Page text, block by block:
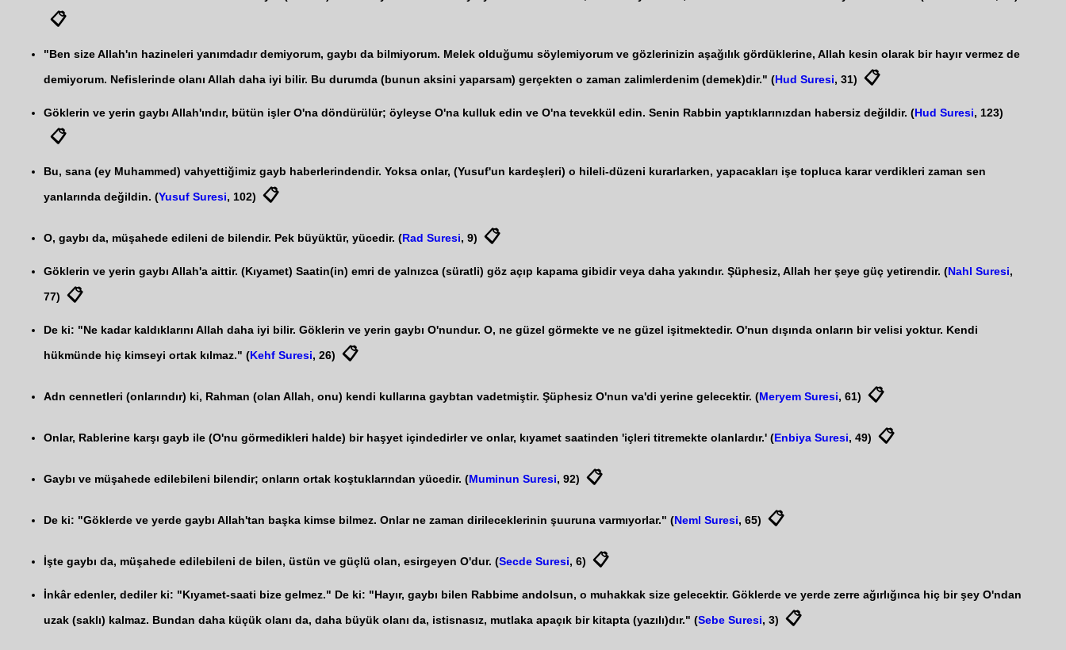
📋
"Ben size Allah'ın hazineleri yanımdadır demiyorum, gaybı da bilmiyorum. Melek olduğumu söylemiyorum ve gözlerinizin aşağılık gördüklerine, Allah kesin olarak bir hayır vermez de
demiyorum. Nefislerinde olanı Allah daha iyi bilir. Bu durumda (bunun aksini yaparsam) gerçekten o zaman zalimlerdenim (demek)dir." (Hud Suresi, 31) 📋
Göklerin ve yerin gaybı Allah'ındır, bütün işler O'na döndürülür; öyleyse O'na kulluk edin ve O'na tevekkül edin. Senin Rabbin yaptıklarınızdan habersiz değildir. (Hud Suresi, 123)
📋
Bu, sana (ey Muhammed) vahyettiğimiz gayb haberlerindendir. Yoksa onlar, (Yusuf'un kardeşleri) o hileli-düzeni kurarlarken, yapacakları işe topluca karar verdikleri zaman sen
yanlarında değildin. (Yusuf Suresi, 102) 📋
O, gaybı da, müşahede edileni de bilendir. Pek büyüktür, yücedir. (Rad Suresi, 9) 📋
Göklerin ve yerin gaybı Allah'a aittir. (Kıyamet) Saatin(in) emri de yalnızca (süratli) göz açıp kapama gibidir veya daha yakındır. Şüphesiz, Allah her şeye güç yetirendir. (Nahl Suresi,
77) 📋
De ki: "Ne kadar kaldıklarını Allah daha iyi bilir. Göklerin ve yerin gaybı O'nundur. O, ne güzel görmekte ve ne güzel işitmektedir. O'nun dışında onların bir velisi yoktur. Kendi
hükmünde hiç kimseyi ortak kılmaz." (Kehf Suresi, 26) 📋
Adn cennetleri (onlarındır) ki, Rahman (olan Allah, onu) kendi kullarına gaybtan vadetmiştir. Şüphesiz O'nun va'di yerine gelecektir. (Meryem Suresi, 61) 📋
Onlar, Rablerine karşı gayb ile (O'nu görmedikleri halde) bir haşyet içindedirler ve onlar, kıyamet saatinden 'içleri titremekte olanlardır.' (Enbiya Suresi, 49) 📋
Gaybı ve müşahede edilebileni bilendir; onların ortak koştuklarından yücedir. (Muminun Suresi, 92) 📋
De ki: "Göklerde ve yerde gaybı Allah'tan başka kimse bilmez. Onlar ne zaman dirileceklerinin şuuruna varmıyorlar." (Neml Suresi, 65) 📋
İşte gaybı da, müşahede edilebileni de bilen, üstün ve güçlü olan, esirgeyen O'dur. (Secde Suresi, 6) 📋
İnkâr edenler, dediler ki: "Kıyamet-saati bize gelmez." De ki: "Hayır, gaybı bilen Rabbime andolsun, o muhakkak size gelecektir. Göklerde ve yerde zerre ağırlığınca hiç bir şey O'ndan
uzak (saklı) kalmaz. Bundan daha küçük olanı da, daha büyük olanı da, istisnasız, mutlaka apaçık bir kitapta (yazılı)dır." (Sebe Suresi, 3) 📋